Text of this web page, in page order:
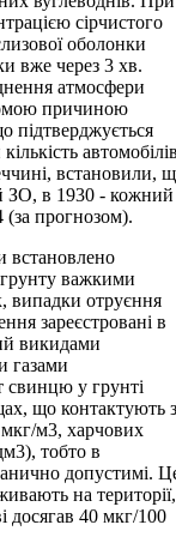
сірчистого
оболонки
вже через 3 хв.
атмосфери
причиною
підтверджується
встановили,
ЗО, в 1930 - кожний
прогнозом).
встановлено
грунту важкими
випадки отруєння
зареєстровані в
викидами
газами
свинцю у грунті
що контактують з
м3, харчових
тобто в
допустимі.
на території,
досягав 40 мкг/100